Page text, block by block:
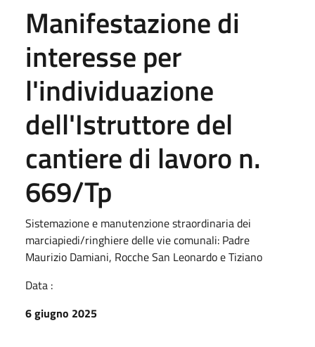
Manifestazione di
interesse per
l'individuazione
dell'Istruttore del
cantiere di lavoro n.
669/Tp
Sistemazione e manutenzione straordinaria dei
marciapiedi/ringhiere delle vie comunali: Padre
Maurizio Damiani, Rocche San Leonardo e Tiziano
Data :
6 giugno 2025